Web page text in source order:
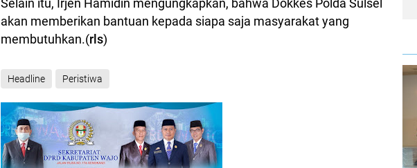
Selain itu, Irjen Hamidin mengungkapkan, bahwa Dokkes Polda Sulsel
akan memberikan bantuan kepada siapa saja masyarakat yang
membutuhkan.(rls)
Headline Peristiwa